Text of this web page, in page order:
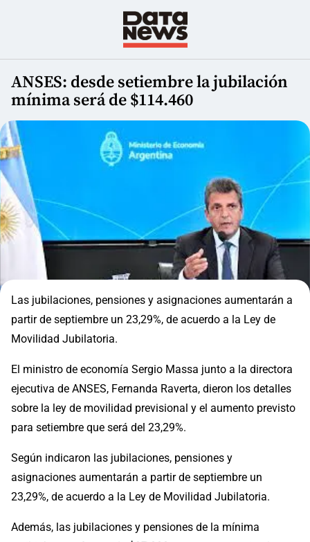
ANSES: desde setiembre la jubilación
mínima será de $114.460
Las jubilaciones, pensiones y asignaciones aumentarán a
partir de septiembre un 23,29%, de acuerdo a la Ley de
Movilidad Jubilatoria.
El ministro de economía Sergio Massa junto a la directora
ejecutiva de ANSES, Fernanda Raverta, dieron los detalles
sobre la ley de movilidad previsional y el aumento previsto
para setiembre que será del 23,29%.
Según indicaron las jubilaciones, pensiones y
asignaciones aumentarán a partir de septiembre un
23,29%, de acuerdo a la Ley de Movilidad Jubilatoria.
Además, las jubilaciones y pensiones de la mínima